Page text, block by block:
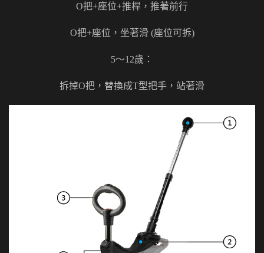
O把+座位+推桿，推著前行
O把+座位，坐著滑 (座位可拆)
5～12歲：
拆掉O把，替換成T型把手，站著滑